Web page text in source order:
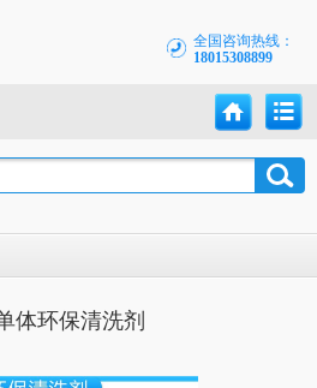
全国咨询热线：
18015308899
体环保清洗剂